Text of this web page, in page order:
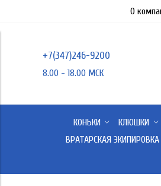
О
+7(347)246-9200
8.00 - 18.00 МСК
КОНЬКИ КЛЮШКИ
ВРАТАРСКАЯ ЭКИПИРОВКА